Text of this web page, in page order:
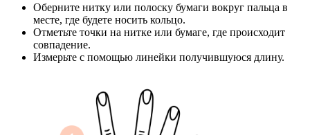
Оберните нитку или полоску бумаги вокруг пальца в
месте, где будете носить кольцо.
Отметьте точки на нитке или бумаге, где происходит
совпадение.
Измерьте с помощью линейки получившуюся длину.